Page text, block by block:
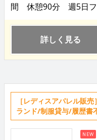
間 休憩90分 週5日フ
詳しく見る
［レディスアパレル販
ランド/制服貸与/履歴書
NEW